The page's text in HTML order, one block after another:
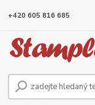
+420 605 816 685